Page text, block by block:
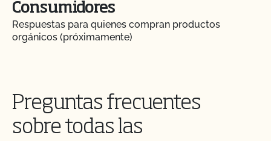
Consumidores
Respuestas para quienes compran productos
orgánicos (próximamente)
Preguntas frecuentes
sobre todas las
¿Qué DEBE figurar en la etiqueta de mi producto
orgánico certificado?
¿Qué recursos hay disponibles para ayudarme con
la certificación y el mantenimiento de registros?